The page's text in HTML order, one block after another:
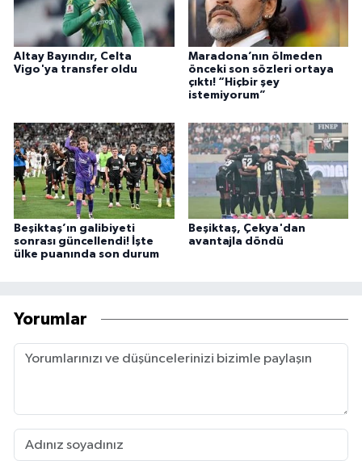
Altay Bayındır, Celta
Vigo'ya transfer oldu
Maradona’nın ölmeden
önceki son sözleri ortaya
çıktı! “Hiçbir şey
istemiyorum”
Beşiktaş’ın galibiyeti
sonrası güncellendi! İşte
ülke puanında son durum
Beşiktaş, Çekya'dan
avantajla döndü
Yorumlar